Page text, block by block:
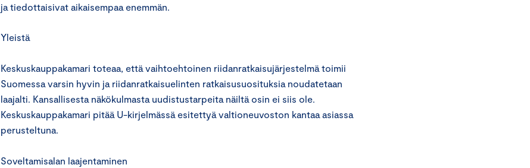
ja tiedottaisivat aikaisempaa enemmän.
Yleistä
Keskuskauppakamari toteaa, että vaihtoehtoinen riidanratkaisujärjestelmä toimii
Suomessa varsin hyvin ja riidanratkaisuelinten ratkaisusuosituksia noudatetaan
laajalti. Kansallisesta näkökulmasta uudistustarpeita näiltä osin ei siis ole.
Keskuskauppakamari pitää U-kirjelmässä esitettyä valtioneuvoston kantaa asiassa
perusteltuna.
Soveltamisalan laajentaminen